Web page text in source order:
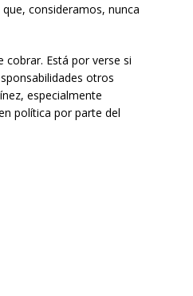
consideramos, nunca
cobrar. Está por verse si
otros
especialmente
política por parte del